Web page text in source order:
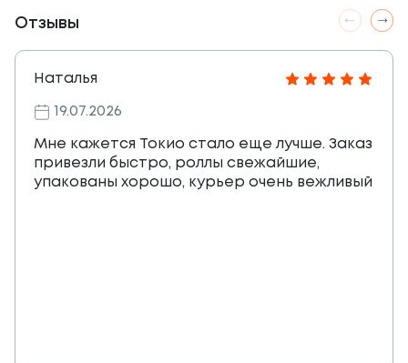
Отзывы
Наталья
19.07.2026
Мне кажется Токио стало еще лучше. Заказ
привезли быстро, роллы свежайшие,
упакованы хорошо, курьер очень вежливый